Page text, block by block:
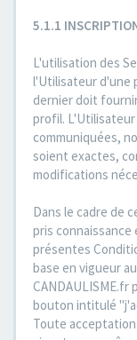
5.1.1
L'utilisation des
l'Utilisateur d'une
dernier doit
profil.
communiquées,
soient exactes,
modifications
Dans le cadre de
pris
présentes
base en vigueur
CANDAULISME.fr
bouton intitulé
Toute